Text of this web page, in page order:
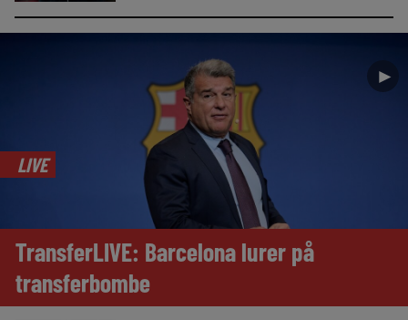
►
LIVE
TransferLIVE: Barcelona lurer på
transferbombe